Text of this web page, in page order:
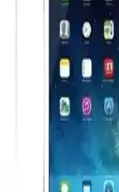
M.TK
10. Nesil için
deneyimi
M.TK Moveteck
kullanıcılarına
görüntü sağlar.
ECR MOBILE
iPad Pro 13